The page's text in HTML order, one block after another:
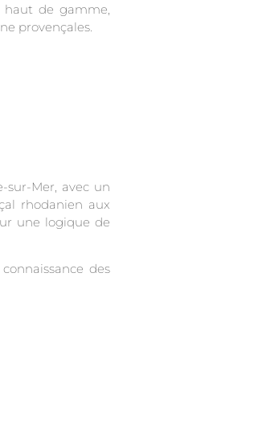
de gamme,
provençales.
sur-Mer, avec un
rhodanien aux
une logique de
des